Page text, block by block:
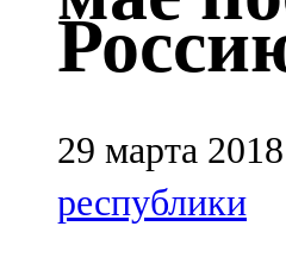
Казан
91,5 FM
Кайбыч
106,1 FM
Кама тамагы
29 марта 2018
республики